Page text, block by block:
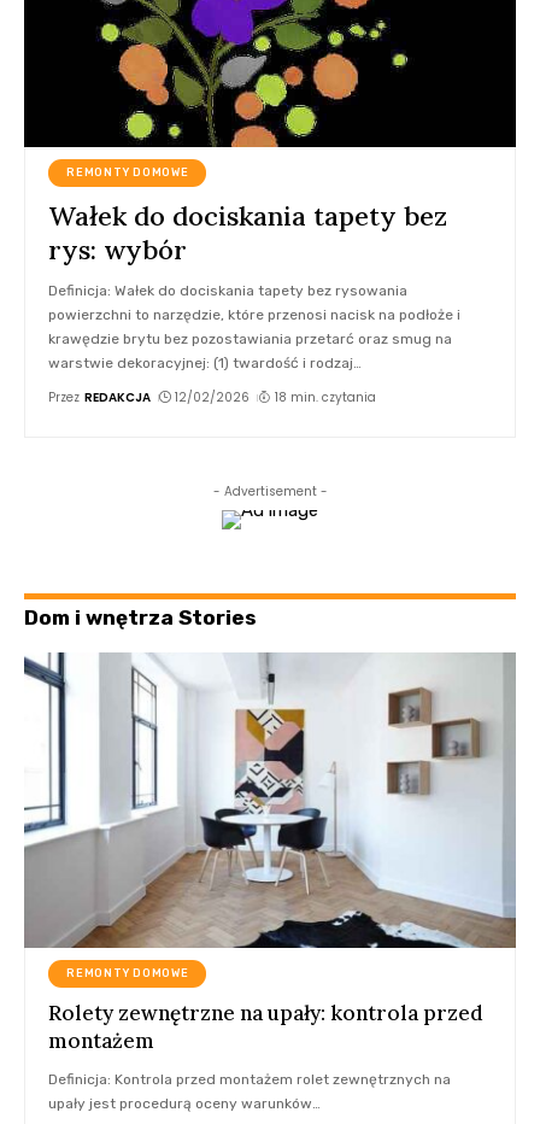
REMONTY DOMOWE
Wałek do dociskania tapety bez
rys: wybór
Definicja: Wałek do dociskania tapety bez rysowania
powierzchni to narzędzie, które przenosi nacisk na podłoże i
krawędzie brytu bez pozostawiania przetarć oraz smug na
warstwie dekoracyjnej: (1) twardość i rodzaj…
Przez REDAKCJA 12/02/2026 18 min. czytania
- Advertisement -
Dom i wnętrza Stories
REMONTY DOMOWE
Rolety zewnętrzne na upały: kontrola przed
montażem
Definicja: Kontrola przed montażem rolet zewnętrznych na
upały jest procedurą oceny warunków…